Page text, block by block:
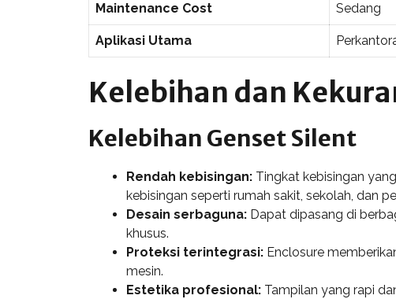
Maintenance Cost Sedang
Aplikasi Utama
Kelebihan dan
Kelebihan Genset Silent
Rendah kebisingan: Tingkat kebisingan
kebisingan seperti rumah sakit, sekolah, dan
Desain serbaguna: Dapat dipasang di
khusus.
Proteksi terintegrasi: Enclosure
mesin.
Estetika profesional: Tampilan yang rapi